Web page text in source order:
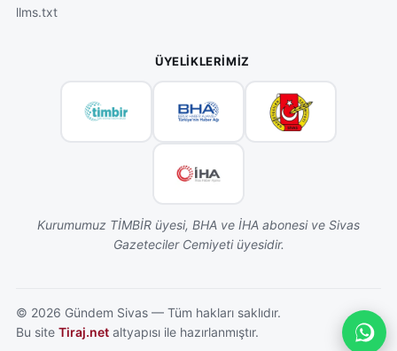
llms.txt
ÜYELIKLERIMIZ
Kurumumuz TİMBİR üyesi, BHA ve İHA abonesi ve Sivas
Gazeteciler Cemiyeti üyesidir.
© 2026 Gündem Sivas — Tüm hakları saklıdır.
Bu site Tiraj.net altyapısı ile hazırlanmıştır.